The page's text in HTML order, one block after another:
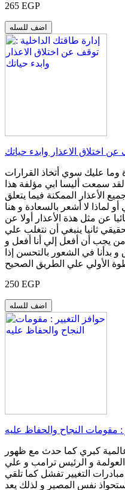
265 EGP
اضف للسله
اختلاق الاعذار وابدء حياتك
وما عليك سوي أتخاذ القرارات
سمعت أليسا ابي مؤلفة هذا
الأعذار الممكنة فيما يتعلق
لماذا لا أشعر بالسعادة و هنا
عن مثل هذة الأعذار أولا عن
ثانيا ينبغي أن نتغلب علي
من يجب أن أفعل إلي أنا أفعل و
و بدأنا في الشعور بالتحسن إذا
250 EGP
اضف للسله
: مقومات النجاح والحفاظ عليه
كبري كما حدث مع ظهور
العولمة و الرئيس ترامب و علي
فلا تزال 88% من مبادرات التغيير تفشل كما تلقي
نفس المصير و لذلك يعد